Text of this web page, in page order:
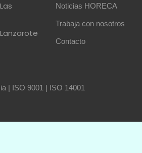
Noticias HORECA
Trabaja con nosotros
Contacto
| ISO 9001 | ISO 14001